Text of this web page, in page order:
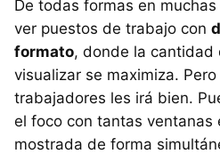
De todas formas en
ver puestos de trabajo con
formato, donde la cantidad
visualizar se maximiza.
trabajadores les irá bien.
el foco con tantas ventanas
mostrada de forma